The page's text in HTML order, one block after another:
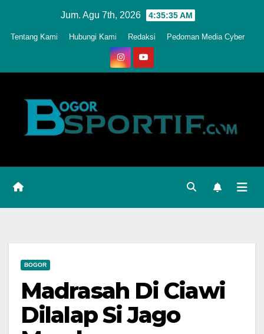
Jum. Agu 7th, 2026 4:35:37 AM
Tentang Kami Hubungi Kami Redaksi Pedoman Media Cyber
BOGOR
Madrasah Di Ciawi
Dilalap Si Jago